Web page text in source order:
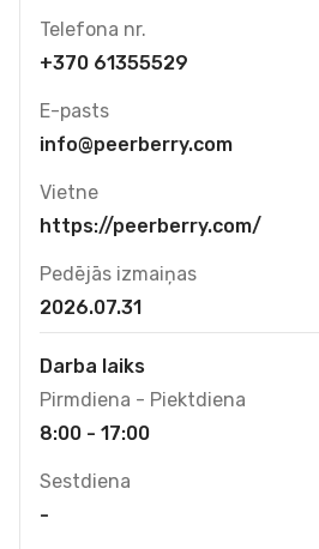
Telefona nr.
+370 61355529
E-pasts
info@peerberry.com
Vietne
https://peerberry.com/
Pedējās izmaiņas
2026.07.31
Darba laiks
Pirmdiena - Piektdiena
8:00 - 17:00
Sestdiena
-